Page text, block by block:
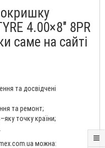
4.00×8″ 8PR
саме на сайті
та досвідчені
та ремонт;
точку країни;
можна: